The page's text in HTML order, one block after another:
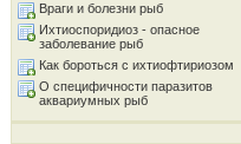
Враги и болезни рыб
Ихтиоспоридиоз - опасное
заболевание рыб
Как бороться с ихтиофтириозом
О специфичности паразитов
аквариумных рыб